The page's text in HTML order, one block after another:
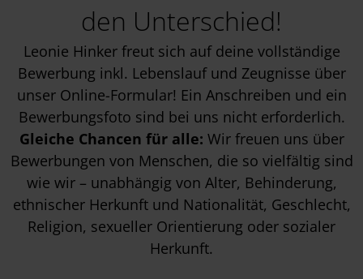
den Unterschied!
Leonie Hinker freut sich auf deine vollständige
Bewerbung inkl. Lebenslauf und Zeugnisse über
unser Online-Formular! Ein Anschreiben und ein
Bewerbungsfoto sind bei uns nicht erforderlich.
Gleiche Chancen für alle: Wir freuen uns über
Bewerbungen von Menschen, die so vielfältig sind
wie wir – unabhängig von Alter, Behinderung,
ethnischer Herkunft und Nationalität, Geschlecht,
Religion, sexueller Orientierung oder sozialer
Herkunft.